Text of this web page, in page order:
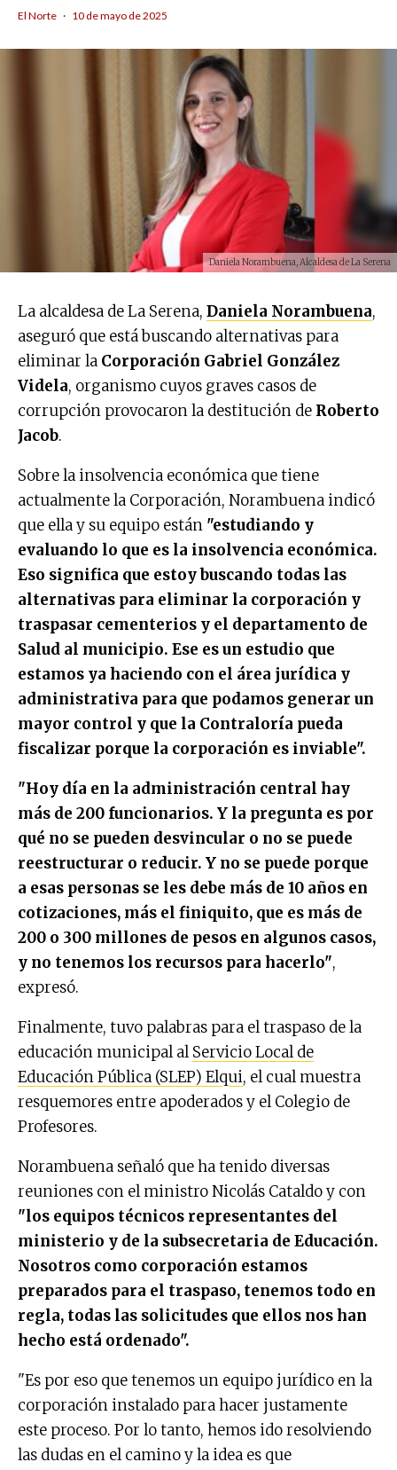
El Norte · 10 de mayo de 2025
Daniela Norambuena, Alcaldesa de La Serena
La alcaldesa de La Serena, Daniela Norambuena,
aseguró que está buscando alternativas para
eliminar la Corporación Gabriel González
Videla, organismo cuyos graves casos de
corrupción provocaron la destitución de Roberto
Jacob.
Sobre la insolvencia económica que tiene
actualmente la Corporación, Norambuena indicó
que ella y su equipo están "estudiando y
evaluando lo que es la insolvencia económica.
Eso significa que estoy buscando todas las
alternativas para eliminar la corporación y
traspasar cementerios y el departamento de
Salud al municipio. Ese es un estudio que
estamos ya haciendo con el área jurídica y
administrativa para que podamos generar un
mayor control y que la Contraloría pueda
fiscalizar porque la corporación es inviable".
"Hoy día en la administración central hay
más de 200 funcionarios. Y la pregunta es por
qué no se pueden desvincular o no se puede
reestructurar o reducir. Y no se puede porque
a esas personas se les debe más de 10 años en
cotizaciones, más el finiquito, que es más de
200 o 300 millones de pesos en algunos casos,
y no tenemos los recursos para hacerlo",
expresó.
Finalmente, tuvo palabras para el traspaso de la
educación municipal alServicio Local de
Educación Pública (SLEP) Elqui, el cual muestra
resquemores entre apoderados y el Colegio de
Profesores.
Norambuena señaló que ha tenido diversas
reuniones con el ministro Nicolás Cataldo y con
"los equipos técnicos representantes del
ministerio y de la subsecretaria de Educación.
Nosotros como corporación estamos
preparados para el traspaso, tenemos todo en
regla, todas las solicitudes que ellos nos han
hecho está ordenado".
"Es por eso que tenemos un equipo jurídico en la
corporación instalado para hacer justamente
este proceso. Por lo tanto, hemos ido resolviendo
las dudas en el camino y la idea es que